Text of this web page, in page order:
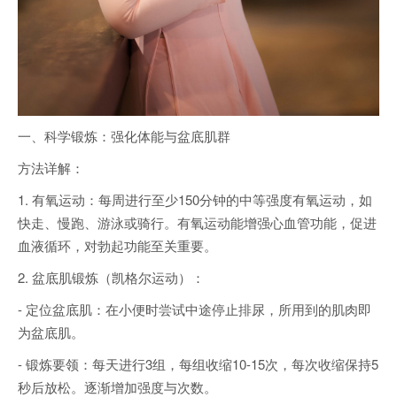
一、科学锻炼：强化体能与盆底肌群
方法详解：
1. 有氧运动：每周进行至少150分钟的中等强度有氧运动，如
快走、慢跑、游泳或骑行。有氧运动能增强心血管功能，促进
血液循环，对勃起功能至关重要。
2. 盆底肌锻炼（凯格尔运动）：
- 定位盆底肌：在小便时尝试中途停止排尿，所用到的肌肉即
为盆底肌。
- 锻炼要领：每天进行3组，每组收缩10-15次，每次收缩保持5
秒后放松。逐渐增加强度与次数。